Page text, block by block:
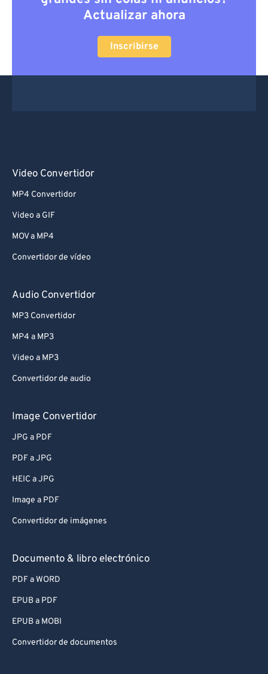
Actualizar ahora
Inscribirse
Video Convertidor
MP4 Convertidor
Video a GIF
MOV a MP4
Convertidor de vídeo
Audio Convertidor
MP3 Convertidor
MP4 a MP3
Video a MP3
Convertidor de audio
Image Convertidor
JPG a PDF
PDF a JPG
HEIC a JPG
Image a PDF
Convertidor de imágenes
Documento & libro electrónico
PDF a WORD
EPUB a PDF
EPUB a MOBI
Convertidor de documentos